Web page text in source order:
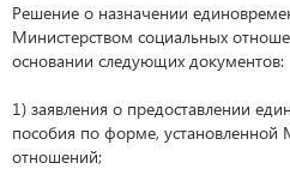
Решение о назначении
Министерством социальных
основании следующих документов:
1) заявления о предоставлении
пособия по форме, установленной
отношений;